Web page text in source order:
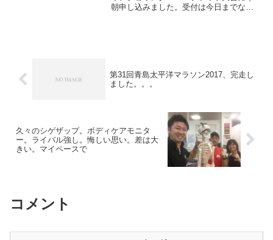
朝申し込みました。受付は今日までなの
第31回青島太平洋マラソン2017、完走し
ました。。。
久々のシゲザップ。ボディケアモニタ
ー。ライバル強し。悔しい思い。差は大
きい。マイペースで
コメント